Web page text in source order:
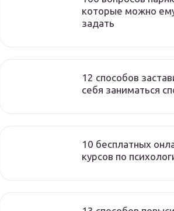
которые можно
задать
12 способов
себя заниматься
10 бесплатных
курсов по